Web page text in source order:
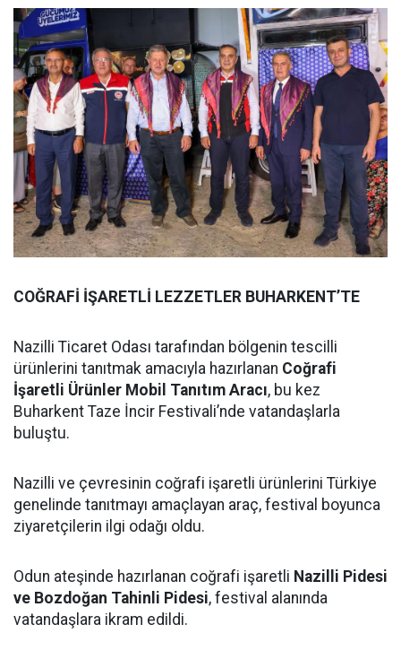
COĞRAFİ İŞARETLİ LEZZETLER BUHARKENT’TE
Nazilli Ticaret Odası tarafından bölgenin tescilli
ürünlerini tanıtmak amacıyla hazırlanan Coğrafi
İşaretli Ürünler Mobil Tanıtım Aracı, bu kez
Buharkent Taze İncir Festivali’nde vatandaşlarla
buluştu.
Nazilli ve çevresinin coğrafi işaretli ürünlerini Türkiye
genelinde tanıtmayı amaçlayan araç, festival boyunca
ziyaretçilerin ilgi odağı oldu.
Odun ateşinde hazırlanan coğrafi işaretli Nazilli Pidesi
ve Bozdoğan Tahinli Pidesi, festival alanında
vatandaşlara ikram edildi.